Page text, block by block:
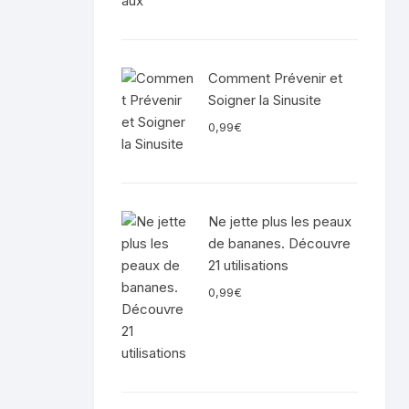
Comment Prévenir et
Soigner la Sinusite
0,99€
Ne jette plus les peaux
de bananes. Découvre
21 utilisations
0,99€